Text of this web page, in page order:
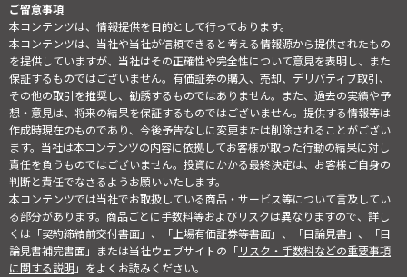
ご留意事項
本コンテンツは、情報提供を目的として行っております。
本コンテンツは、当社や当社が信頼できると考える情報源から提供されたもの
を提供していますが、当社はその正確性や完全性について意見を表明し、また
保証するものではございません。有価証券の購入、売却、デリバティブ取引、
その他の取引を推奨し、勧誘するものではありません。また、過去の実績や予
想・意見は、将来の結果を保証するものではございません。提供する情報等は
作成時現在のものであり、今後予告なしに変更または削除されることがござい
ます。当社は本コンテンツの内容に依拠してお客様が取った行動の結果に対し
責任を負うものではございません。投資にかかる最終決定は、お客様ご自身の
判断と責任でなさるようお願いいたします。
本コンテンツでは当社でお取扱している商品・サービス等について言及してい
る部分があります。商品ごとに手数料等およびリスクは異なりますので、詳し
くは「契約締結前交付書面」、「上場有価証券等書面」、「目論見書」、「目
論見書補完書面」または当社ウェブサイトの「リスク・手数料などの重要事項
に関する説明」をよくお読みください。